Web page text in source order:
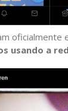
oficialmente
usando a